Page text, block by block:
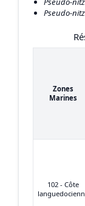
Pseudo-
Zones
Marines
102 - Côte